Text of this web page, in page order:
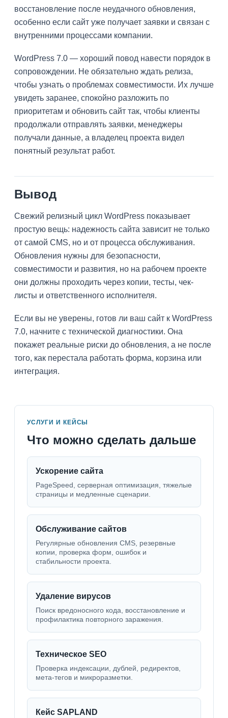
восстановление после неудачного обновления,
особенно если сайт уже получает заявки и связан с
внутренними процессами компании.
WordPress 7.0 — хороший повод навести порядок в
сопровождении. Не обязательно ждать релиза,
чтобы узнать о проблемах совместимости. Их лучше
увидеть заранее, спокойно разложить по
приоритетам и обновить сайт так, чтобы клиенты
продолжали отправлять заявки, менеджеры
получали данные, а владелец проекта видел
понятный результат работ.
Вывод
Свежий релизный цикл WordPress показывает
простую вещь: надежность сайта зависит не только
от самой CMS, но и от процесса обслуживания.
Обновления нужны для безопасности,
совместимости и развития, но на рабочем проекте
они должны проходить через копии, тесты, чек-
листы и ответственного исполнителя.
Если вы не уверены, готов ли ваш сайт к WordPress
7.0, начните с технической диагностики. Она
покажет реальные риски до обновления, а не после
того, как перестала работать форма, корзина или
интеграция.
УСЛУГИ И КЕЙСЫ
Что можно сделать дальше
Ускорение сайта
PageSpeed, серверная оптимизация, тяжелые
страницы и медленные сценарии.
Обслуживание сайтов
Регулярные обновления CMS, резервные
копии, проверка форм, ошибок и
стабильности проекта.
Удаление вирусов
Поиск вредоносного кода, восстановление и
профилактика повторного заражения.
Техническое SEO
Проверка индексации, дублей, редиректов,
мета-тегов и микроразметки.
Кейс SAPLAND